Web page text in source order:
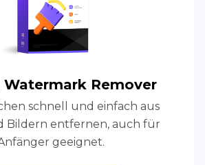
Remover
schnell und einfach aus
Bildern entfernen, auch für
geeignet.